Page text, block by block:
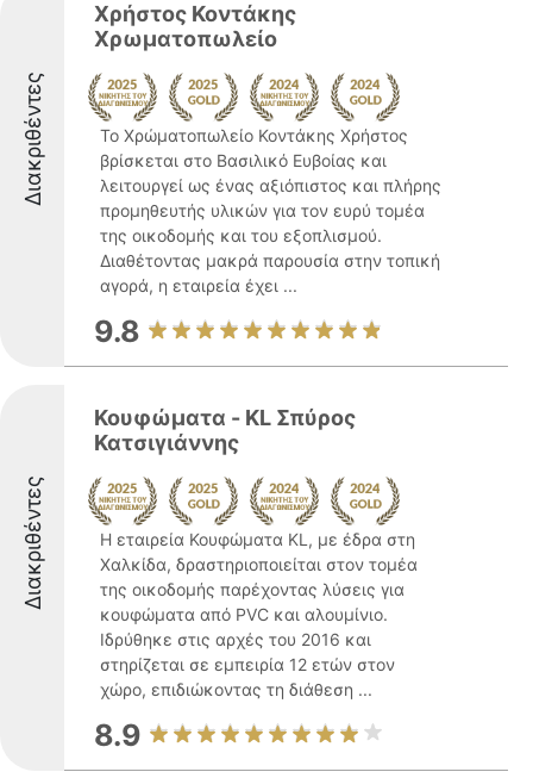
Διακριθέντες
Χρήστος Κοντάκης
Χρωματοπωλείο
Το Χρώματοπωλείο Κοντάκης Χρήστος
βρίσκεται στο Βασιλικό Ευβοίας και
λειτουργεί ως ένας αξιόπιστος και πλήρης
προμηθευτής υλικών για τον ευρύ τομέα
της οικοδομής και του εξοπλισμού.
Διαθέτοντας μακρά παρουσία στην τοπική
αγορά, η εταιρεία έχει ...
9.8
Διακριθέντες
Κουφώματα - KL Σπύρος
Κατσιγιάννης
Η εταιρεία Κουφώματα KL, με έδρα στη
Χαλκίδα, δραστηριοποιείται στον τομέα
της οικοδομής παρέχοντας λύσεις για
κουφώματα από PVC και αλουμίνιο.
Ιδρύθηκε στις αρχές του 2016 και
στηρίζεται σε εμπειρία 12 ετών στον
χώρο, επιδιώκοντας τη διάθεση ...
8.9